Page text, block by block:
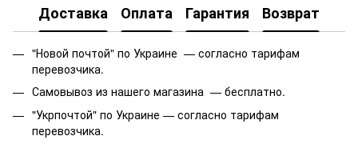
Доставка Оплата Гарантия Возврат
"Новой почтой" по Украине — согласно тарифам
перевозчика.
Самовывоз из нашего магазина — бесплатно.
"Укрпочтой" по Украине — согласно тарифам
перевозчика.